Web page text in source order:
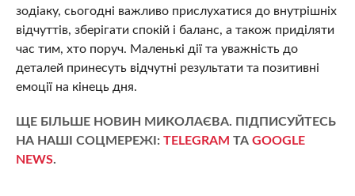
зодіаку, сьогодні важливо прислухатися до внутрішніх
відчуттів, зберігати спокій і баланс, а також приділяти
час тим, хто поруч. Маленькі дії та уважність до
деталей принесуть відчутні результати та позитивні
емоції на кінець дня.
ЩЕ БІЛЬШЕ НОВИН МИКОЛАЄВА. ПІДПИСУЙТЕСЬ
НА НАШІ СОЦМЕРЕЖІ: TELEGRAM ТА GOOGLE
NEWS.